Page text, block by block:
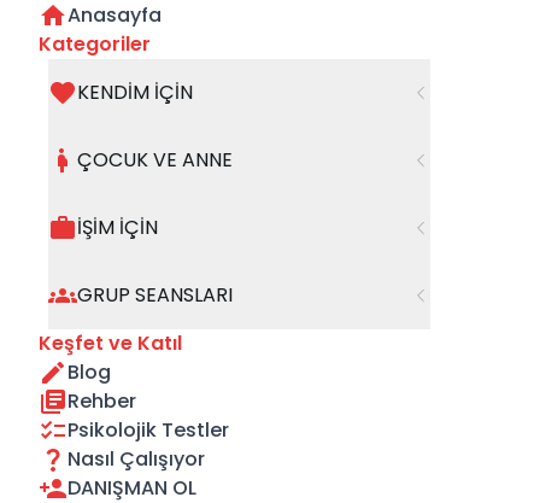
Anasayfa
Kategoriler
KENDİM İÇİN
ÇOCUK VE ANNE
İŞİM İÇİN
GRUP SEANSLARI
Keşfet ve Katıl
Blog
Rehber
Psikolojik Testler
Nasıl Çalışıyor
DANIŞMAN OL
İçindeki Ses Hangi Kaygıya Ait?
07 Mayıs 2025